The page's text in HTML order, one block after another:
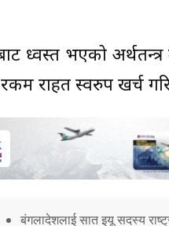
ध्वस्त भएको
राहत स्वरुप खर्च
बंगलादेशलाई सात इयू सदस्य